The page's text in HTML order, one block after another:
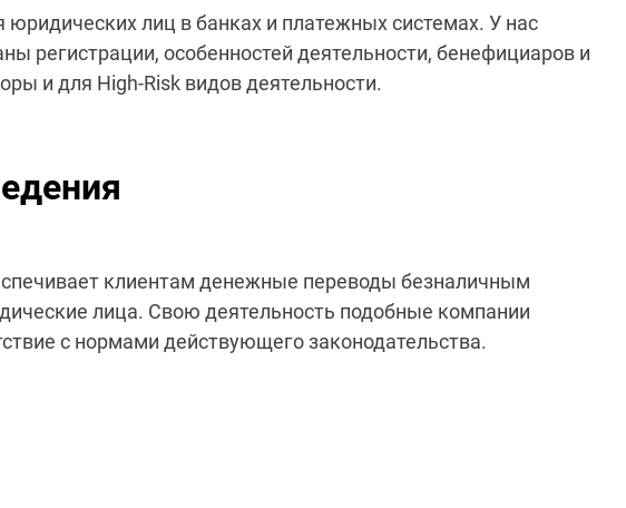
лиц в банках и платежных системах. У нас
регистрации, особенностей деятельности, бенефициаров и
и для High-Risk видов деятельности.
клиентам денежные переводы безналичным
лица. Свою деятельность подобные компании
с нормами действующего законодательства.